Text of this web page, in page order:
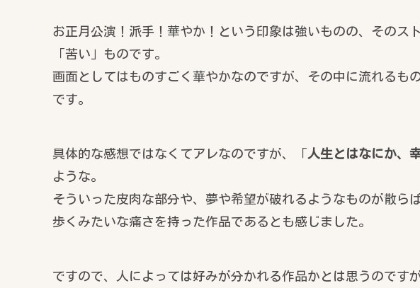
お正月公演！派手！華やか！という印象は強いものの、そのス
「苦い」ものです。
画面としてはものすごく華やかなのですが、その中に流れるも
です。
具体的な感想ではなくてアレなのですが、「人生とはなにか、
ような。
そういった皮肉な部分や、夢や希望が破れるようなものが散ら
歩くみたいな痛さを持った作品であるとも感じました。
ですので、人によっては好みが分かれる作品かとは思うのです